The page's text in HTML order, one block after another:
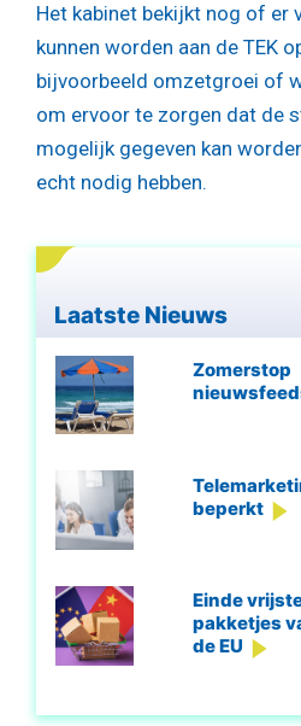
Het kabinet bekijkt nog of er
kunnen worden aan de TEK
bijvoorbeeld omzetgroei of
om ervoor te zorgen dat de
mogelijk gegeven kan
echt nodig hebben.
Laatste Nieuws
Zomerstop
beperkt
Einde
pakketjes
de EU